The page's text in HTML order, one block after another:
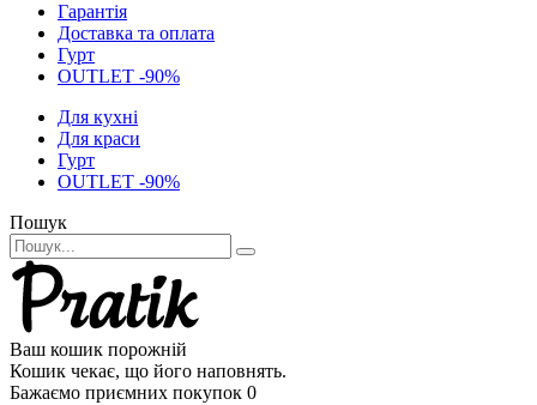
Гарантія
Доставка та оплата
Гурт
OUTLET -90%
Для кухні
Для краси
Гурт
OUTLET -90%
Пошук
Ваш кошик порожній
Кошик чекає, що його наповнять.
Бажаємо приємних покупок 0